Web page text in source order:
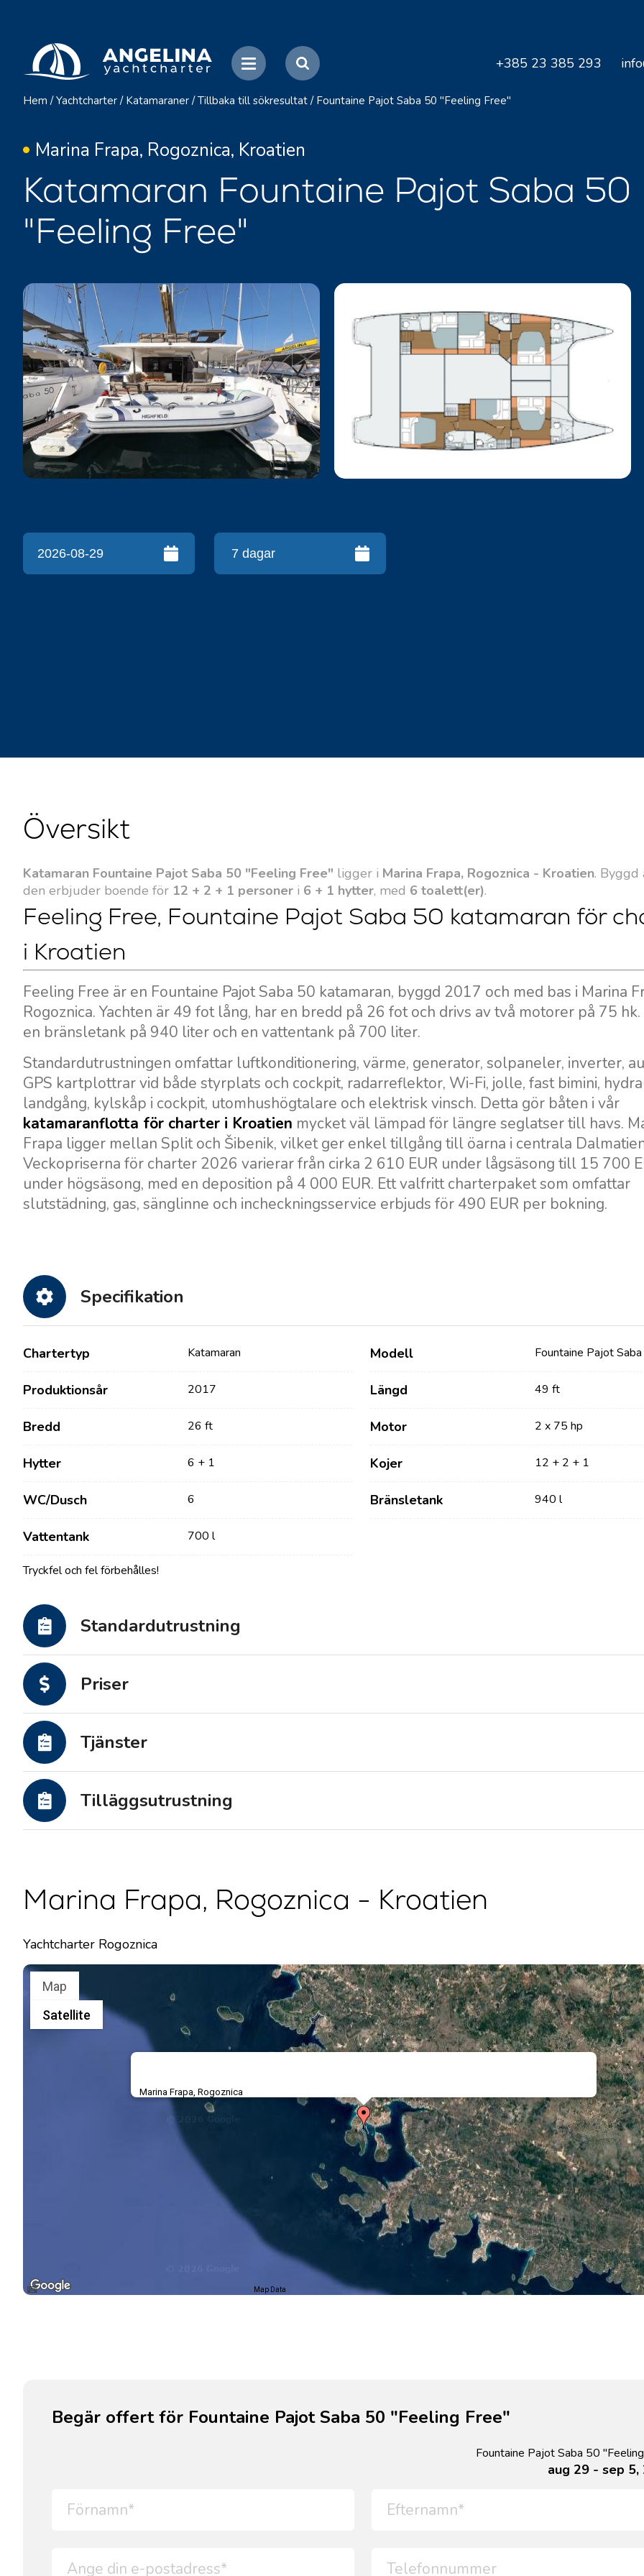
+385 23 385 293
Hem / Yachtcharter / Katamaraner / Tillbaka till sökresultat / Fountaine Pajot Saba 50 "Feeling Free"
Marina Frapa, Rogoznica, Kroatien
Katamaran Fountaine Pajot Saba 50
"Feeling Free"
Översikt
Katamaran Fountaine Pajot Saba 50 "Feeling Free" ligger i Marina Frapa, Rogoznica - Kroatien. Byggd
den erbjuder boende för 12 + 2 + 1 personer i 6 + 1 hytter, med 6 toalett(er).
Feeling Free, Fountaine Pajot Saba 50 katamaran för
i Kroatien
Feeling Free är en Fountaine Pajot Saba 50 katamaran, byggd 2017 och med bas i Marina
Rogoznica. Yachten är 49 fot lång, har en bredd på 26 fot och drivs av två motorer på 75
en bränsletank på 940 liter och en vattentank på 700 liter.
Standardutrustningen omfattar luftkonditionering, värme, generator, solpaneler, inverter,
GPS kartplottrar vid både styrplats och cockpit, radarreflektor, Wi-Fi, jolle, fast bimini,
landgång, kylskåp i cockpit, utomhushögtalare och elektrisk vinsch. Detta gör båten i vår
katamaranflotta för charter i Kroatien mycket väl lämpad för längre seglatser till havs.
Frapa ligger mellan Split och Šibenik, vilket ger enkel tillgång till öarna i centrala
Veckopriserna för charter 2026 varierar från cirka 2 610 EUR under lågsäsong till 15 700
under högsäsong, med en deposition på 4 000 EUR. Ett valfritt charterpaket som omfattar
slutstädning, gas, sänglinne och incheckningsservice erbjuds för 490 EUR per bokning.
Specifikation
Chartertyp Katamaran Modell Fountaine Pajot
Produktionsår 2017 Längd 49 ft
Bredd 26 ft Motor 2 x 75 hp
Hytter 6 + 1 Kojer 12 + 2 + 1
WC/Dusch 6 Bränsletank 940 l
Vattentank 700 l
Tryckfel och fel förbehålles!
Standardutrustning
Priser
Tjänster
Tilläggsutrustning
Marina Frapa, Rogoznica - Kroatien
Yachtcharter Rogoznica
Marina Frapa, Rogoznica
Map
Satellite
Map Data
Begär offert för Fountaine Pajot Saba 50 "Feeling Free"
Fountaine Pajot Saba 50
aug 29 - sep 5,
Kontakt
Nyheter / Blogg
Om oss
Vanliga Frågor
Vår Flotta
Segelbåtar
Motorbåtar
Tjänster
Bareboat Yachtcharter
Destinationer
Seglingsregionen Zadar
Dubrovnik Seglingsregion
Kvarner Seglingsregion